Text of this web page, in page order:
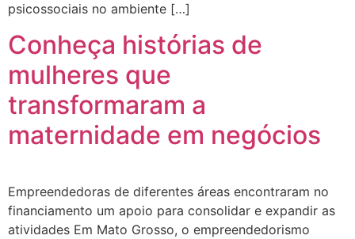
psicossociais no ambiente […]
Conheça histórias de
mulheres que
transformaram a
maternidade em negócios
Empreendedoras de diferentes áreas encontraram no
financiamento um apoio para consolidar e expandir as
atividades Em Mato Grosso, o empreendedorismo